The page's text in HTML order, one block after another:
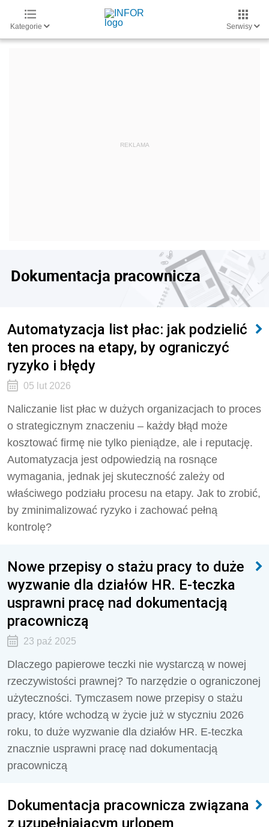
Kategorie Serwisy
Dokumentacja pracownicza
Automatyzacja list płac: jak podzielić
ten proces na etapy, by ograniczyć
ryzyko i błędy
05 lut 2026
Naliczanie list płac w dużych organizacjach to proces
o strategicznym znaczeniu – każdy błąd może
kosztować firmę nie tylko pieniądze, ale i reputację.
Automatyzacja jest odpowiedzią na rosnące
wymagania, jednak jej skuteczność zależy od
właściwego podziału procesu na etapy. Jak to zrobić,
by zminimalizować ryzyko i zachować pełną
kontrolę?
Nowe przepisy o stażu pracy to duże
wyzwanie dla działów HR. E-teczka
usprawni pracę nad dokumentacją
pracowniczą
23 paź 2025
Dlaczego papierowe teczki nie wystarczą w nowej
rzeczywistości prawnej? To narzędzie o ograniczonej
użyteczności. Tymczasem nowe przepisy o stażu
pracy, które wchodzą w życie już w styczniu 2026
roku, to duże wyzwanie dla działów HR. E-teczka
znacznie usprawni pracę nad dokumentacją
pracowniczą
Dokumentacja pracownicza związana
z uzupełniającym urlopem